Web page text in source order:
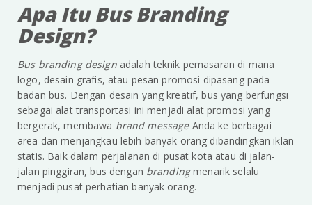
Apa Itu Bus Branding
Design?
Bus branding design adalah teknik pemasaran di mana
logo, desain grafis, atau pesan promosi dipasang pada
badan bus. Dengan desain yang kreatif, bus yang berfungsi
sebagai alat transportasi ini menjadi alat promosi yang
bergerak, membawa brand message Anda ke berbagai
area dan menjangkau lebih banyak orang dibandingkan iklan
statis. Baik dalam perjalanan di pusat kota atau di jalan-
jalan pinggiran, bus dengan brandingmenarik selalu
menjadi pusat perhatian banyak orang.